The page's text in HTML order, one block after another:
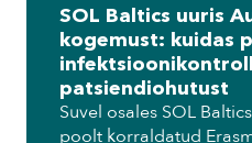
SOL Baltics uuris
kogemust: kuidas
patsiendiohutust
Suvel osales SOL
poolt korraldatud